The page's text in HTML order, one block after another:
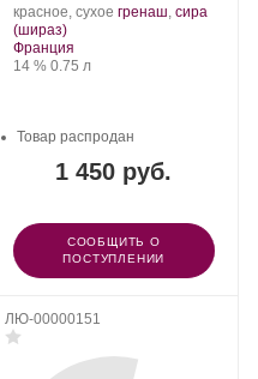
красное, сухое .гренаш, сира
(шираз).
Регион:
Франция
Крепость
14 %. Объем
0.75 л
1 450 руб.
Товар распродан
СООБЩИТЬ О
ПОСТУПЛЕНИИ
ЛЮ-00000151